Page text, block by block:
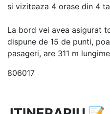
si viziteaza 4 orase din 4
La bord vei avea asigurat
dispune de 15 de punti,
pasageri, are 311 m
806017
8 zile vacanta de